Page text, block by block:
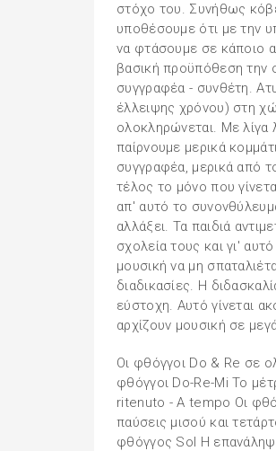
στόχο του. Συνήθως
υποθέσουμε ότι με την
να φτάσουμε σε κάποιο
βασική προϋπόθεση την
συγγραφέα - συνθέτη.
έλλειψης χρόνου) στη
ολοκληρώνεται. Με λίγα
παίρνουμε μερικά
συγγραφέα, μερικά από
τέλος το μόνο που
απ' αυτό το
αλλάξει. Τα παιδιά
σχολεία τους και γι'
μουσική να μη
διαδικασίες. Η
εύστοχη. Αυτό γίνεται
αρχίζουν μουσική σε
Οι φθόγγοι Do & Re σε
φθόγγοι Do-Re-Mi Το
ritenuto - A tempo Οι
παύσεις μισού και
φθόγγος Sol Η